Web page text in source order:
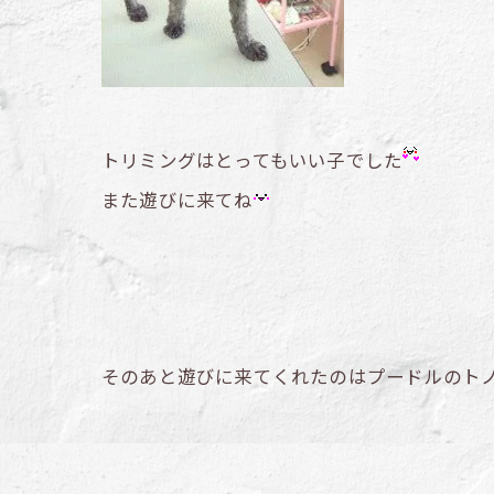
トリミングはとってもいい子でした
また遊びに来てね
そのあと遊びに来てくれたのはプードルのト